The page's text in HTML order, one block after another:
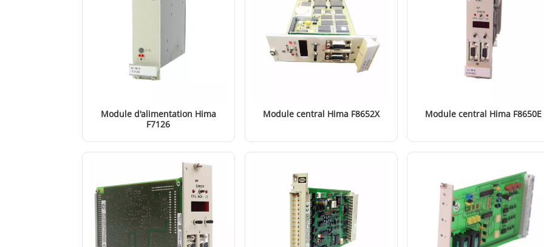
Module d'alimentation Hima
F7126
Module central Hima F8652X Module central Hima F8650E